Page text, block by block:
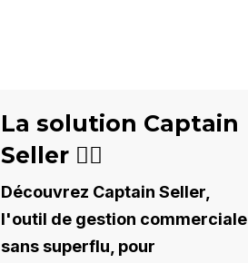
La solution Captain
Seller 🦸‍♂️
Découvrez Captain Seller,
l'outil de gestion commerciale
sans superflu, pour